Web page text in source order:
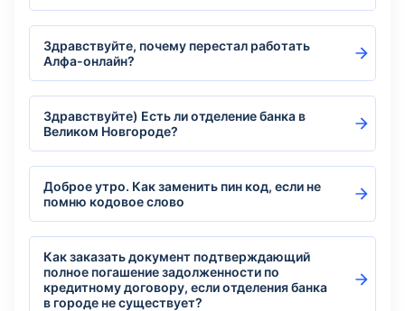
Здравствуйте, почему перестал работать
Алфа-онлайн?
Здравствуйте) Есть ли отделение банка в
Великом Новгороде?
Доброе утро. Как заменить пин код, если не
помню кодовое слово
Как заказать документ подтверждающий
полное погашение задолженности по
кредитному договору, если отделения банка
в городе не существует?